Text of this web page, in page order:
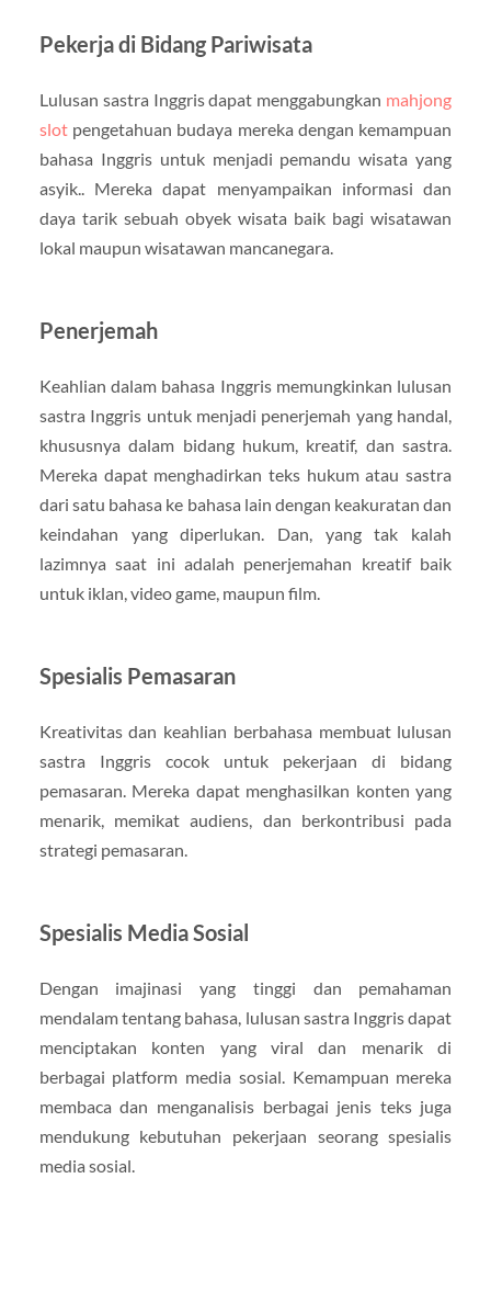
Pekerja di Bidang Pariwisata
Lulusan sastra Inggris dapat menggabungkan mahjong
slotpengetahuan budaya mereka dengan kemampuan
bahasa Inggris untuk menjadi pemandu wisata yang
asyik.. Mereka dapat menyampaikan informasi dan
daya tarik sebuah obyek wisata baik bagi wisatawan
lokal maupun wisatawan mancanegara.
Penerjemah
Keahlian dalam bahasa Inggris memungkinkan lulusan
sastra Inggris untuk menjadi penerjemah yang handal,
khususnya dalam bidang hukum, kreatif, dan sastra.
Mereka dapat menghadirkan teks hukum atau sastra
dari satu bahasa ke bahasa lain dengan keakuratan dan
keindahan yang diperlukan. Dan, yang tak kalah
lazimnya saat ini adalah penerjemahan kreatif baik
untuk iklan, video game, maupun film.
Spesialis Pemasaran
Kreativitas dan keahlian berbahasa membuat lulusan
sastra Inggris cocok untuk pekerjaan di bidang
pemasaran. Mereka dapat menghasilkan konten yang
menarik, memikat audiens, dan berkontribusi pada
strategi pemasaran.
Spesialis Media Sosial
Dengan imajinasi yang tinggi dan pemahaman
mendalam tentang bahasa, lulusan sastra Inggris dapat
menciptakan konten yang viral dan menarik di
berbagai platform media sosial. Kemampuan mereka
membaca dan menganalisis berbagai jenis teks juga
mendukung kebutuhan pekerjaan seorang spesialis
media sosial.